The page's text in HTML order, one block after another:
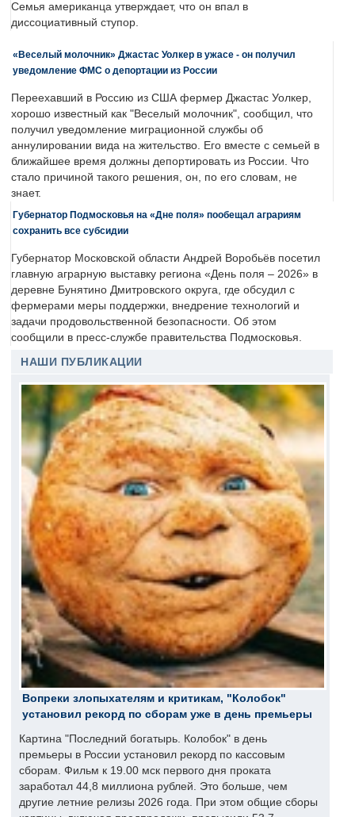
Семья американца утверждает, что он впал в
диссоциативный ступор.
«Веселый молочник» Джастас Уолкер в ужасе - он получил
уведомление ФМС о депортации из России
Переехавший в Россию из США фермер Джастас Уолкер,
хорошо известный как "Веселый молочник", сообщил, что
получил уведомление миграционной службы об
аннулировании вида на жительство. Его вместе с семьей в
ближайшее время должны депортировать из России. Что
стало причиной такого решения, он, по его словам, не
знает.
Губернатор Подмосковья на «Дне поля» пообещал аграриям
сохранить все субсидии
Губернатор Московской области Андрей Воробьёв посетил
главную аграрную выставку региона «День поля – 2026» в
деревне Бунятино Дмитровского округа, где обсудил с
фермерами меры поддержки, внедрение технологий и
задачи продовольственной безопасности. Об этом
сообщили в пресс-службе правительства Подмосковья.
НАШИ ПУБЛИКАЦИИ
Вопреки злопыхателям и критикам, "Колобок"
установил рекорд по сборам уже в день премьеры
Картина "Последний богатырь. Колобок" в день
премьеры в России установил рекорд по кассовым
сборам. Фильм к 19.00 мск первого дня проката
заработал 44,8 миллиона рублей. Это больше, чем
другие летние релизы 2026 года. При этом общие сборы